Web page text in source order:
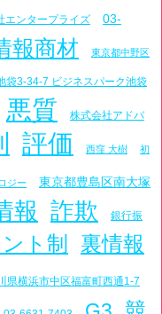
エンタープライズ 03-
報商材 東京都中野区
袋3-34-7 ビジネスパーク池袋
悪質 株式会社アドバ
評価 西窪 大樹 初
ジー 東京都豊島区南大塚
報 詐欺 銀行振
ト制
裏情報
県横浜市中区福富町西通1-7